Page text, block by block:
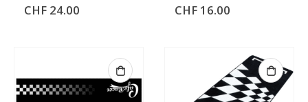
CHF 24.00 CHF 16.00